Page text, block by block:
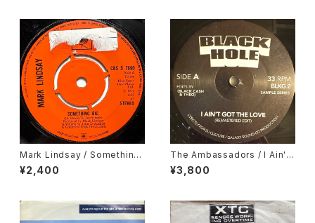
Mark Lindsay / Something
Big
¥2,400
The Ambassadors / I Ain't
Got The Love, Nancy Hollo
way / Hurts So Bad
¥3,800